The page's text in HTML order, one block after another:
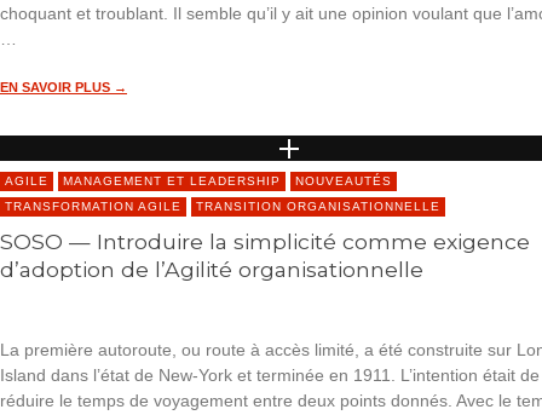
choquant et troublant. Il semble qu’il y ait une opinion voulant que
EN SAVOIR PLUS →
AGILE MANAGEMENT ET LEADERSHIP
NOUVEAUTÉS
TRANSFORMATION AGILE
TRANSITION ORGANISATIONNELLE
SOSO — Introduire la simplicité comme exigence
d’adoption de l’Agilité organisationnelle
La première autoroute, ou route à accès limité, a été construite sur
Island dans l’état de New-York et terminée en 1911. L’intention était de
réduire le temps de voyagement entre deux points donnés. Avec le